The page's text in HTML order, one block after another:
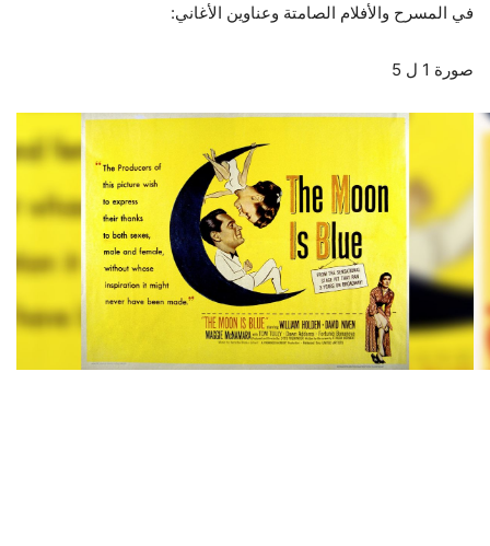
في المسرح والأفلام الصامتة وعناوين الأغاني:
صورة 1 ل 5